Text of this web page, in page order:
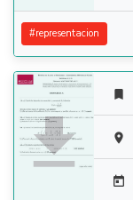
#representacion



